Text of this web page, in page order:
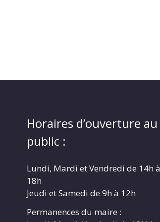
Horaires d’ouverture au
public :
Lundi, Mardi et Vendredi de 14h à
18h
Jeudi et Samedi de 9h à 12h
Permanences du maire :